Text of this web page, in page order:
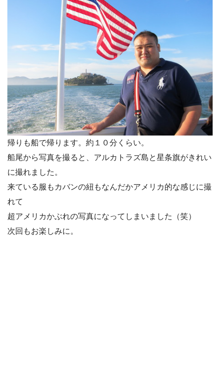
帰りも船で帰ります。約１０分くらい。
船尾から写真を撮ると、アルカトラズ島と星条旗がきれい
に撮れました。
来ている服もカバンの紐もなんだかアメリカ的な感じに撮
れて
超アメリカかぶれの写真になってしまいました（笑）
次回もお楽しみに。